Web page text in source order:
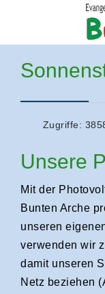
Mobile Menu
Zugriffe:
Unsere
Mit der
Bunten Arche
unseren
verwenden wir
damit unseren
Netz beziehen